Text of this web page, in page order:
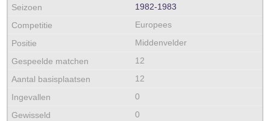
1982‑1983
Europees
Middenvelder
12
12
0
0